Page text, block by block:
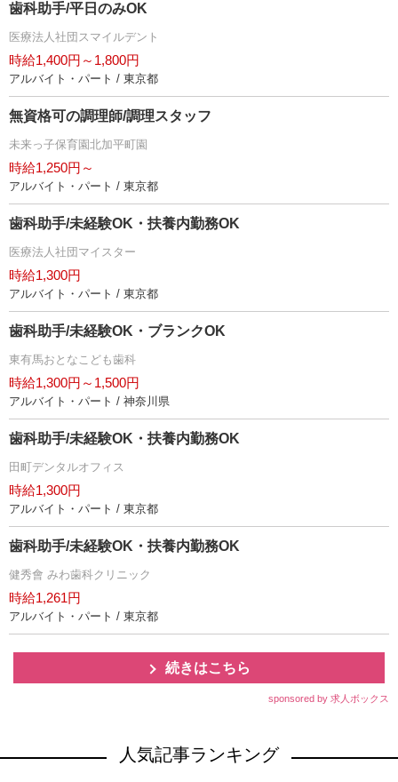
歯科助手/平日のみOK
医療法人社団スマイルデント
時給1,400円～1,800円
アルバイト・パート / 東京都
無資格可の調理師/調理スタッフ
未来っ子保育園北加平町園
時給1,250円～
アルバイト・パート / 東京都
歯科助手/未経験OK・扶養内勤務OK
医療法人社団マイスター
時給1,300円
アルバイト・パート / 東京都
歯科助手/未経験OK・ブランクOK
東有馬おとなこども歯科
時給1,300円～1,500円
アルバイト・パート / 神奈川県
歯科助手/未経験OK・扶養内勤務OK
田町デンタルオフィス
時給1,300円
アルバイト・パート / 東京都
歯科助手/未経験OK・扶養内勤務OK
健秀會 みわ歯科クリニック
時給1,261円
アルバイト・パート / 東京都
続きはこちら
sponsored by 求人ボックス
人気記事ランキング